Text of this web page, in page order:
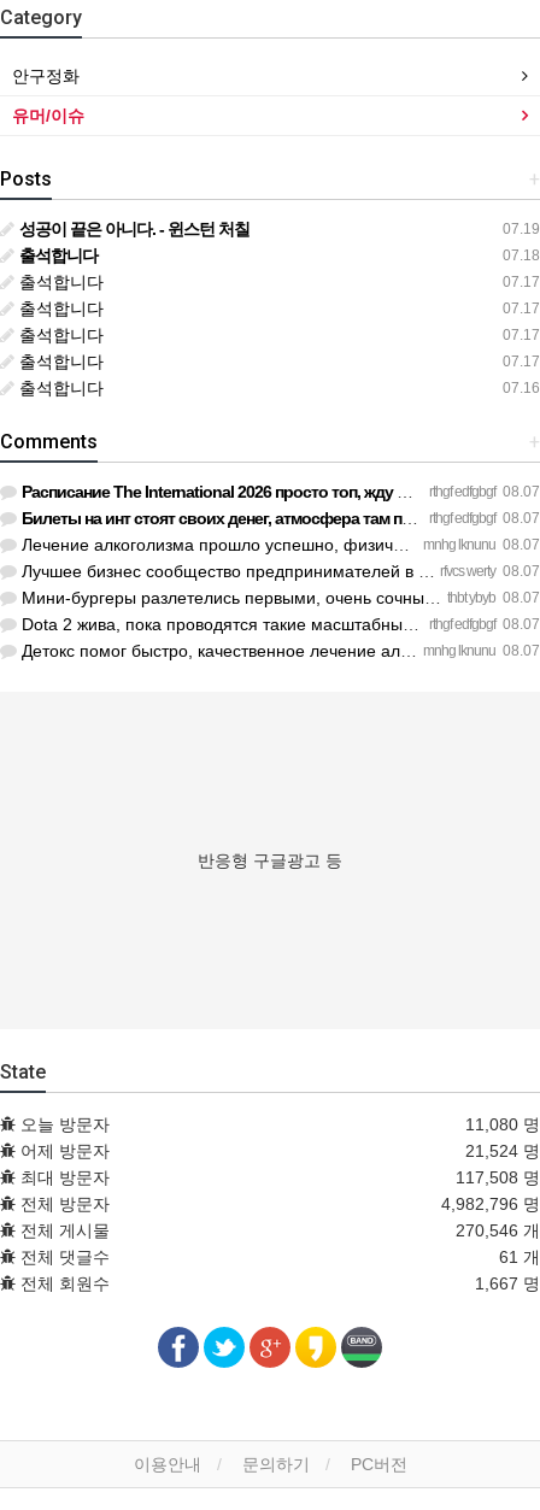
Category
안구정화
유머/이슈
+
Posts
07.19
성공이 끝은 아니다. - 윈스턴 처칠
07.18
출석합니다
07.17
출석합니다
07.17
출석합니다
07.17
출석합니다
07.17
출석합니다
07.16
출석합니다
+
Comments
rthgf edfgbgf 08.07
Расписание The International 2026 просто топ, жду финал! htt…
rthgf edfgbgf 08.07
Билеты на инт стоят своих денег, атмосфера там просто непере…
mnhg lknunu 08.07
Лечение алкоголизма прошло успешно, физической тяги больше н…
rfvcs werty 08.07
Лучшее бизнес сообщество предпринимателей в Санкт-Петербурге…
thbt ybyb 08.07
Мини-бургеры разлетелись первыми, очень сочные. https://inte…
rthgf edfgbgf 08.07
Dota 2 жива, пока проводятся такие масштабные турниры. https…
mnhg lknunu 08.07
Детокс помог быстро, качественное лечение алкоголизма Санкт-…
반응형 구글광고 등
State
오늘 방문자
11,080 명
어제 방문자
21,524 명
최대 방문자
117,508 명
전체 방문자
4,982,796 명
전체 게시물
270,546 개
전체 댓글수
61 개
전체 회원수
1,667 명
이용안내 문의하기 PC버전